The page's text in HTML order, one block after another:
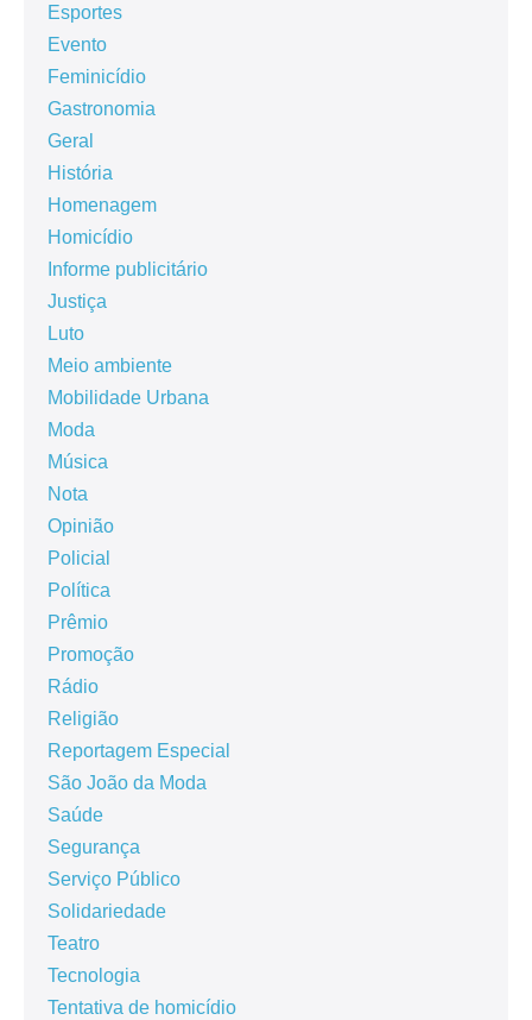
Esportes
Evento
Feminicídio
Gastronomia
Geral
História
Homenagem
Homicídio
Informe publicitário
Justiça
Luto
Meio ambiente
Mobilidade Urbana
Moda
Música
Nota
Opinião
Policial
Política
Prêmio
Promoção
Rádio
Religião
Reportagem Especial
São João da Moda
Saúde
Segurança
Serviço Público
Solidariedade
Teatro
Tecnologia
Tentativa de homicídio